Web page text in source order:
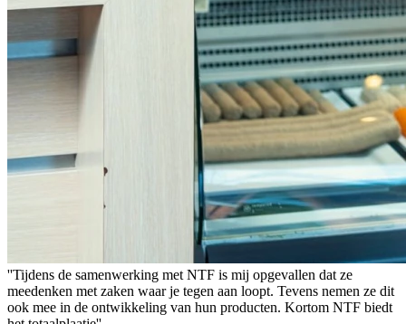
''Tijdens de samenwerking met NTF is mij opgevallen dat ze
meedenken met zaken waar je tegen aan loopt. Tevens nemen ze dit
ook mee in de ontwikkeling van hun producten. Kortom NTF biedt